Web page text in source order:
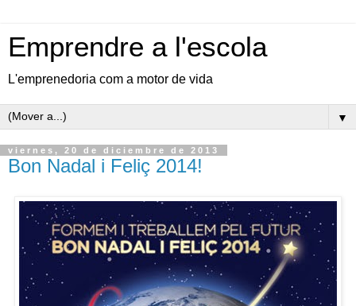
Emprendre a l'escola
L'emprenedoria com a motor de vida
▼
viernes, 20 de diciembre de 2013
Bon Nadal i Feliç 2014!